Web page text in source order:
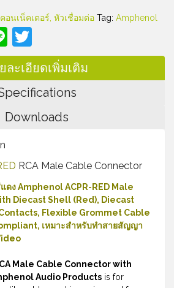
อนเน็คเตอร์, หัวเชื่อมต่อ Tag: Amphenol
Line
ละเอียดเพิ่มเติม
Downloads
RCA Male Cable Connector
ดง Amphenol ACPR-RED Male
Diecast Shell (Red), Diecast
Flexible Grommet Cable
เหมาะสำหรับทำสายสัญญา
Male Cable Connector with
Audio Products is for